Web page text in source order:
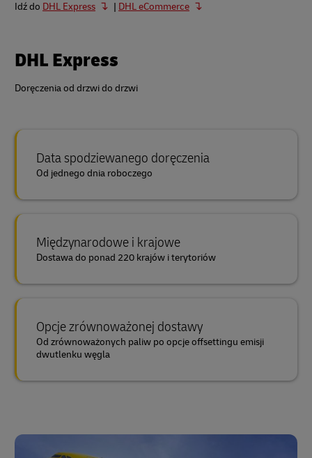
Idź do DHL Express | DHL eCommerce
DHL Express
Doręczenia od drzwi do drzwi
Data spodziewanego doręczenia
Od jednego dnia roboczego
Międzynarodowe i krajowe
Dostawa do ponad 220 krajów i terytoriów
Opcje zrównoważonej dostawy
Od zrównoważonych paliw po opcje offsettingu emisji
dwutlenku węgla